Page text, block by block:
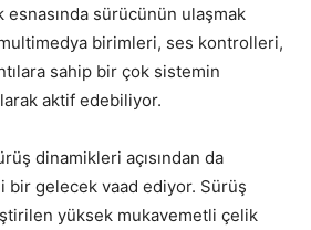
sürücünün ulaşmak
birimleri, ses kontrolleri,
sahip bir çok sistemin
aktif edebiliyor.
dinamikleri açısından da
bir gelecek vaad ediyor. Sürüş
yüksek mukavemetli çelik